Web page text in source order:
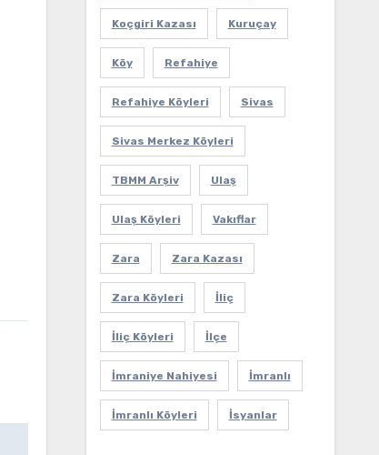
Koçgiri Kazası Kuruçay
Köy Refahiye
Refahiye Köyleri Sivas
Sivas Merkez Köyleri
TBMM Arşiv Ulaş
Ulaş Köyleri Vakıflar
Zara Zara Kazası
Zara Köyleri İliç
İliç Köyleri İlçe
İmraniye Nahiyesi İmranlı
İmranlı Köyleri İsyanlar